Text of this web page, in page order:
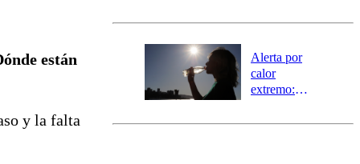
están
y la falta
agrícola para
Alerta por
calor
extremo:
activa Alerta